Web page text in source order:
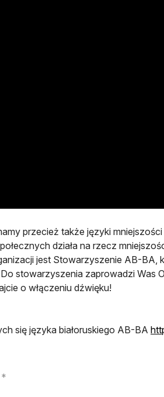
przecież także języki
działa na rzecz
jest Stowarzyszenie AB-BA,
stowarzyszenia zaprowadzi Was
o włączeniu dźwięku!
się języka białoruskiego AB-BA